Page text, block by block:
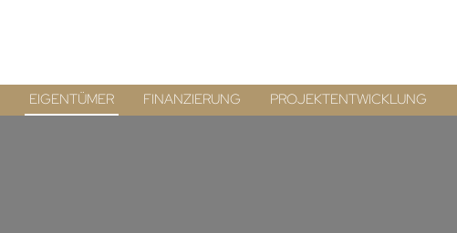
EIGENTÜMER FINANZIERUNG PROJEKTENTWICKLUNG